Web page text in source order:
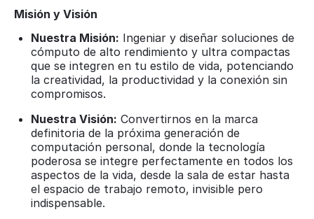
Misión y Visión
Nuestra Misión: Ingeniar y diseñar soluciones de
cómputo de alto rendimiento y ultra compactas
que se integren en tu estilo de vida, potenciando
la creatividad, la productividad y la conexión sin
compromisos.
Nuestra Visión: Convertirnos en la marca
definitoria de la próxima generación de
computación personal, donde la tecnología
poderosa se integre perfectamente en todos los
aspectos de la vida, desde la sala de estar hasta
el espacio de trabajo remoto, invisible pero
indispensable.